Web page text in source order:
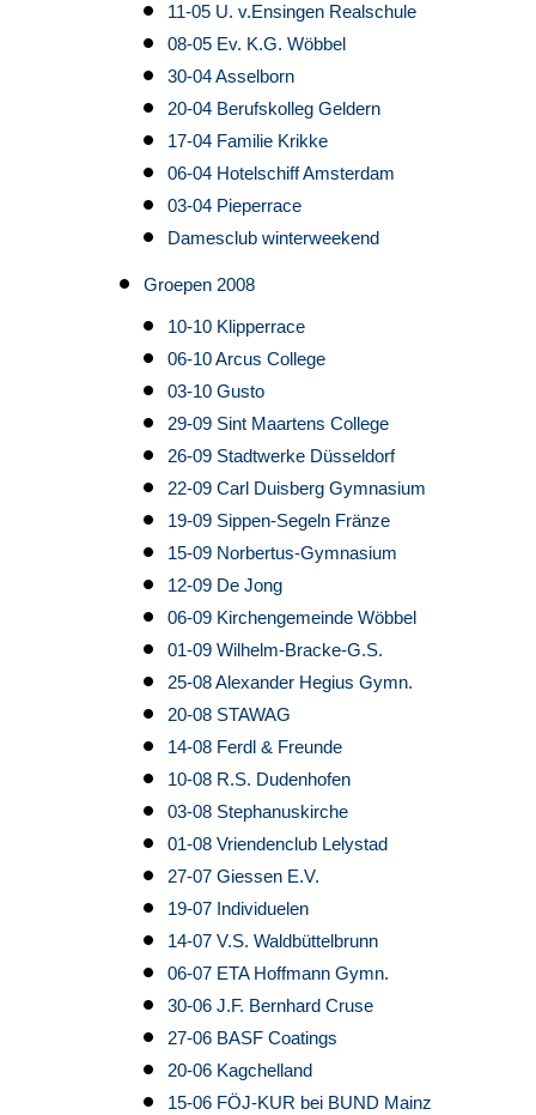
11-05 U. v.Ensingen Realschule
08-05 Ev. K.G. Wöbbel
30-04 Asselborn
20-04 Berufskolleg Geldern
17-04 Familie Krikke
06-04 Hotelschiff Amsterdam
03-04 Pieperrace
Damesclub winterweekend
Groepen 2008
10-10 Klipperrace
06-10 Arcus College
03-10 Gusto
29-09 Sint Maartens College
26-09 Stadtwerke Düsseldorf
22-09 Carl Duisberg Gymnasium
19-09 Sippen-Segeln Fränze
15-09 Norbertus-Gymnasium
12-09 De Jong
06-09 Kirchengemeinde Wöbbel
01-09 Wilhelm-Bracke-G.S.
25-08 Alexander Hegius Gymn.
20-08 STAWAG
14-08 Ferdl & Freunde
10-08 R.S. Dudenhofen
03-08 Stephanuskirche
01-08 Vriendenclub Lelystad
27-07 Giessen E.V.
19-07 Individuelen
14-07 V.S. Waldbüttelbrunn
06-07 ETA Hoffmann Gymn.
30-06 J.F. Bernhard Cruse
27-06 BASF Coatings
20-06 Kagchelland
15-06 FÖJ-KUR bei BUND Mainz